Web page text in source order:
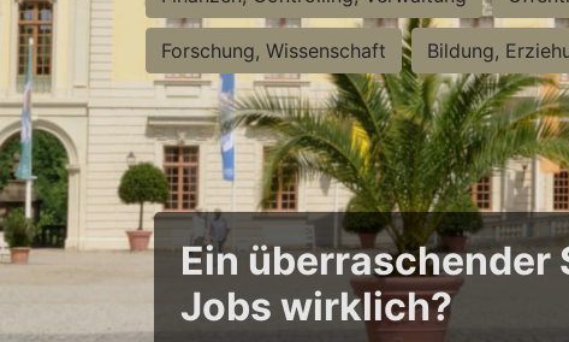
Forschung, Wissenschaft Bildung,
Ein
Jobs wirklich?